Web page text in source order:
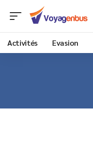
Activités Evasion